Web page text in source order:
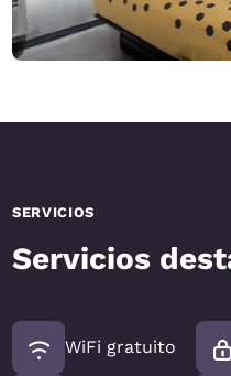
SERVICIOS
Servicios
WiFi gratuito